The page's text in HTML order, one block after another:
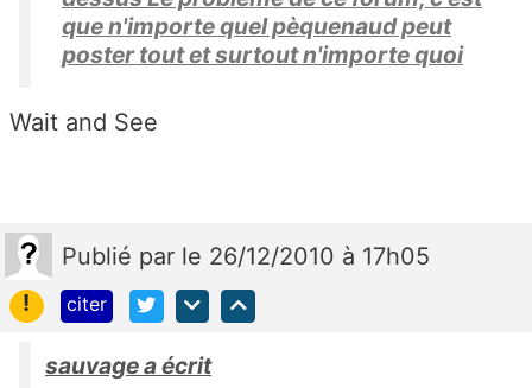
que n'importe quel pèquenaud peut
poster tout et surtout n'importe quoi
Wait and See
Publié par le 26/12/2010 à 17h05
!
citer
sauvage a écrit